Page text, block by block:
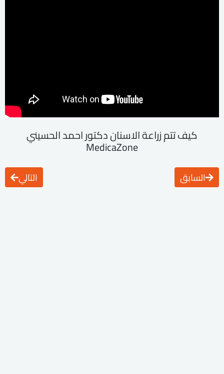
كيف تتم زراعة الاسنان دكتور احمد الحسيني
MedicaZone
السابق التالي